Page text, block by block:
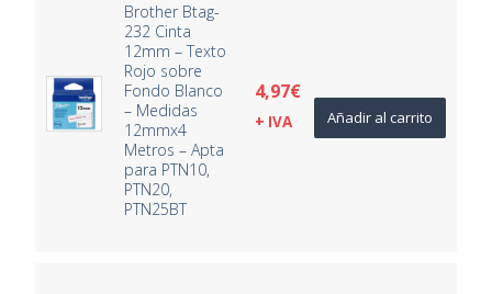
Brother Btag-
232 Cinta
12mm – Texto
Rojo sobre
Fondo Blanco
– Medidas
12mmx4
Metros – Apta
para PTN10,
PTN20,
PTN25BT
4,97€
+ IVA Añadir al carrito